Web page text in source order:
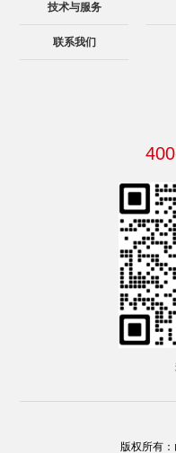
技术与服务
联系我们
版权所有